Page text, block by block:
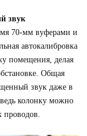
звук
70-мм вуферами и
автокалибровка
помещения, делая
Общая
звук даже в
колонку можно
проводов.